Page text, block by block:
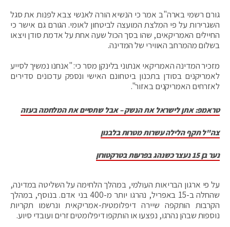
גורם רשמי בארה"ב אמר כי הנשיא הורה לאנשי צבא לפנות את סגל
השגרירות על פי המלצת המועצה לביטחון לאומי. הגורם גם אישר כי
החיילים האמריקאים, שהו בסך הכול שעה אחת על אדמת סודן ויצאו
בשלום מהמרחב האווירי של המדינה.
מזכיר המדינה האמריקאי אנתוני בלינקן מסר כי: "אנחנו נמשיך לסייע
לאמריקנים בסודן בתכנון ביטחונם האישי ונספק עדכונים סדירים
לאזרחים האמריקנים באזור".
טראמפ: אתן לישראל את הנשק – אבל שתסיים את המלחמה בעזה
צה"ל תקף הלילה עשרות מטרות בלבנון
נער בן 15 נעצר כשנהג בפרעות בטרקטורון
על פי ארגון הבריאות העולמי, במהלך הלחימה על השליטה במדינה,
שהחלה ב-15 באפריל, נהרגו יותר מ-400 בני אדם. בנוסף, במהלך
הקרבות הותקפה שיירה דיפלומטית-אמריקאית ונרשמו תקריות
נוספות שבהן נהרגו, נפצעו או הותקפו דיפלומטים זרים ועובדי סיוע.